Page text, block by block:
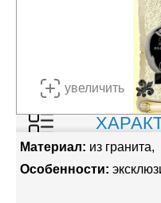
увеличить
Материал: из гранита
Особенности: